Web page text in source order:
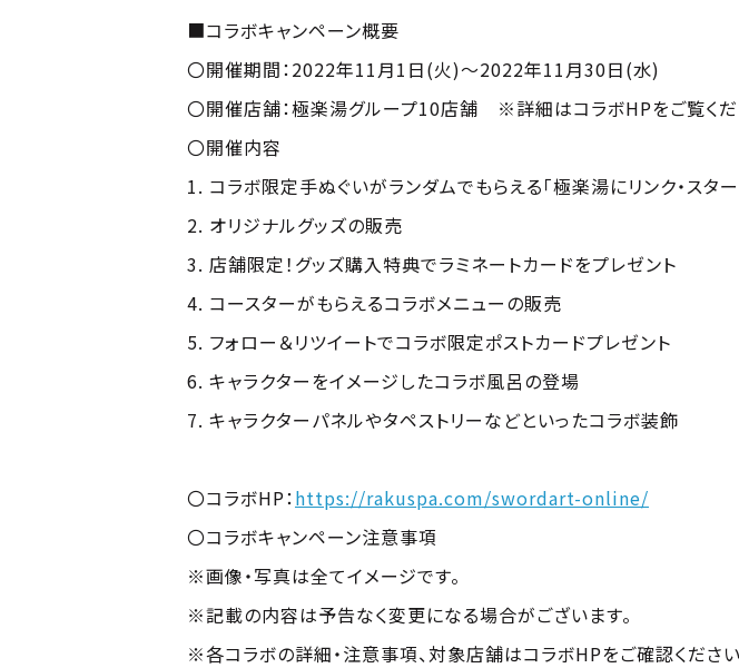
■コラボキャンペーン概要
〇開催期間：2022年11月1日(火)～2022年11月30日(水)
〇開催店舗：極楽湯グループ10店舗 ※詳細はコラボHPをご覧くだ
〇開催内容
1. コラボ限定手ぬぐいがランダムでもらえる「極楽湯にリンク・スター
2. オリジナルグッズの販売
3. 店舗限定！グッズ購入特典でラミネートカードをプレゼント
4. コースターがもらえるコラボメニューの販売
5. フォロー＆リツイートでコラボ限定ポストカードプレゼント
6. キャラクターをイメージしたコラボ風呂の登場
7. キャラクターパネルやタペストリーなどといったコラボ装飾
〇コラボHP：https://rakuspa.com/swordart-online/
〇コラボキャンペーン注意事項
※画像・写真は全てイメージです。
※記載の内容は予告なく変更になる場合がございます。
※各コラボの詳細・注意事項、対象店舗はコラボHPをご確認ください